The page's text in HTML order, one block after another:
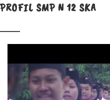
PROFIL SMP N 12 SKA